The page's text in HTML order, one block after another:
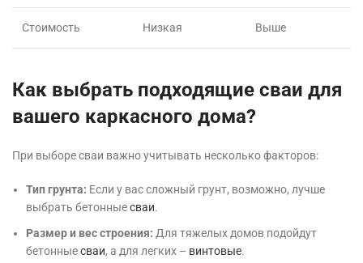
Стоимость Низкая Выше
Как выбрать подходящие сваи для
вашего каркасного дома?
При выборе сваи важно учитывать несколько факторов:
Тип грунта: Если у вас сложный грунт, возможно, лучше
выбрать бетонныесваи.
Размер и вес строения: Для тяжелых домов подойдут
бетонныесваи, а для легких – винтовые.